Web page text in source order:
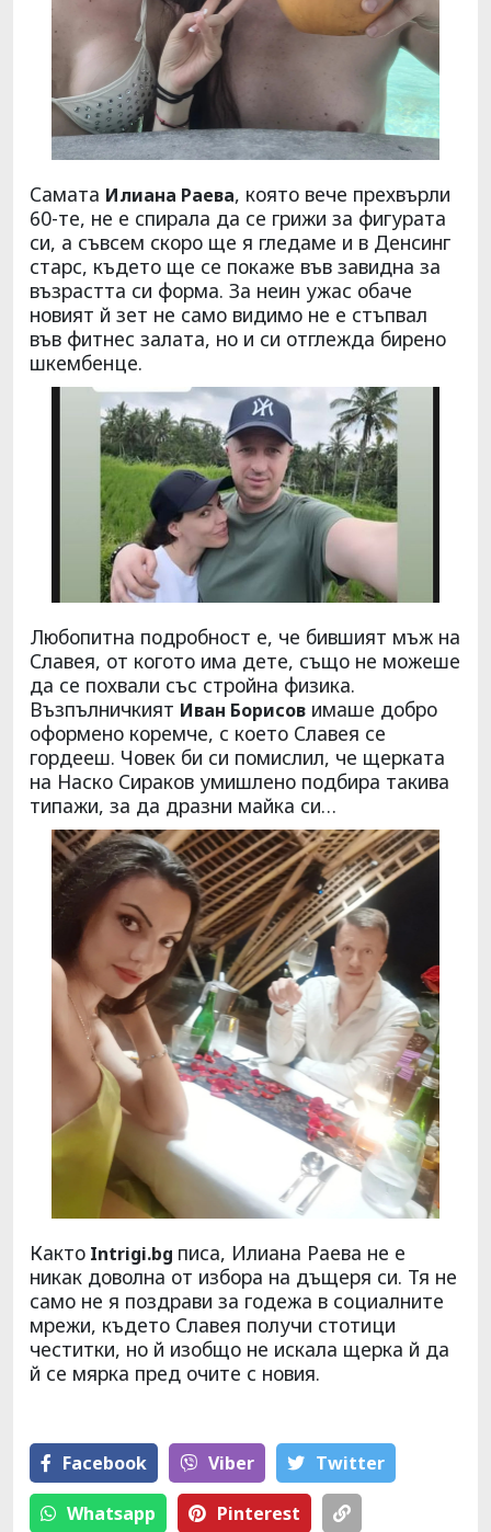
Самата Илиана Раева, която вече прехвърли
60-те, не е спирала да се грижи за фигурата
си, а съвсем скоро ще я гледаме и в Денсинг
старс, където ще се покаже във завидна за
възрастта си форма. За неин ужас обаче
новият й зет не само видимо не е стъпвал
във фитнес залата, но и си отглежда бирено
шкембенце.
Любопитна подробност е, че бившият мъж на
Славея, от когото има дете, също не можеше
да се похвали със стройна физика.
Възпълничкият Иван Борисов имаше добро
оформено коремче, с което Славея се
гордееш. Човек би си помислил, че щерката
на Наско Сираков умишлено подбира такива
типажи, за да дразни майка си…
Както Intrigi.bg писа, Илиана Раева не е
никак доволна от избора на дъщеря си. Тя не
само не я поздрави за годежа в социалните
мрежи, където Славея получи стотици
честитки, но й изобщо не искала щерка й да
й се мярка пред очите с новия.
Facebook Viber Тwitter
Whatsapp Pinterest